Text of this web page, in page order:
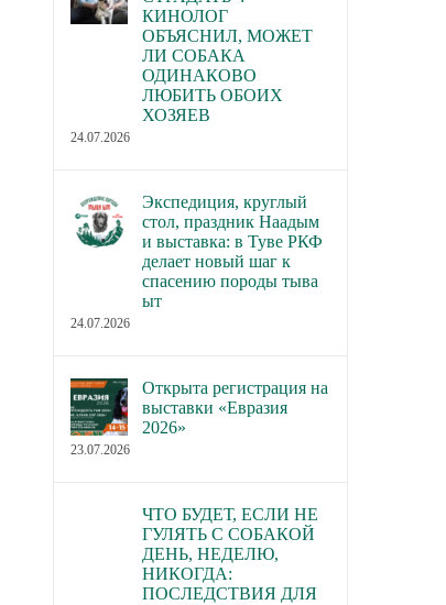
каких городах пройдут новые
РКФ по собаководству
В Торгово-
палате РФ
22.07.2026
КИНОЛОГ
ОБЪЯСНИЛ, МОЖЕТ
ЛИ СОБАКА
ОДИНАКОВО
ЛЮБИТЬ ОБОИХ
ХОЗЯЕВ
24.07.2026
Экспедиция, круглый
стол, праздник Наадым
и выставка: в Туве РКФ
делает новый шаг к
спасению породы тыва
ыт
24.07.2026
Открыта регистрация на
выставки «Евразия
2026»
23.07.2026
ЧТО БУДЕТ, ЕСЛИ НЕ
ГУЛЯТЬ С СОБАКОЙ
ДЕНЬ, НЕДЕЛЮ,
НИКОГДА:
ПОСЛЕДСТВИЯ ДЛЯ